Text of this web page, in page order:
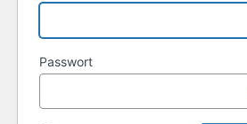
Passwort